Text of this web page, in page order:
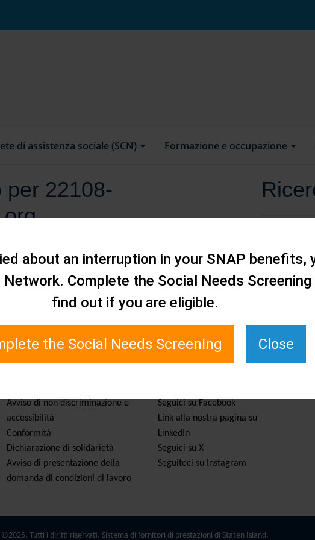
di assistenza sociale (SCN) Formazione e occupazione
per 22108-
Avviso di non discriminazione e
accessibilità
Conformità
Dichiarazione di solidarietà
Avviso di presentazione della
domanda di condizioni di lavoro
Seguici su Facebook
Link alla nostra pagina su
LinkedIn
Seguici su X
Seguiteci su Instagram
©2025. Tutti i diritti riservati. Sistema di fornitori di prestazioni di Staten Island.
about an interruption in your SNAP benefits,
Complete the Social Needs
find out if you are eligible.
the Social Needs Screening Close